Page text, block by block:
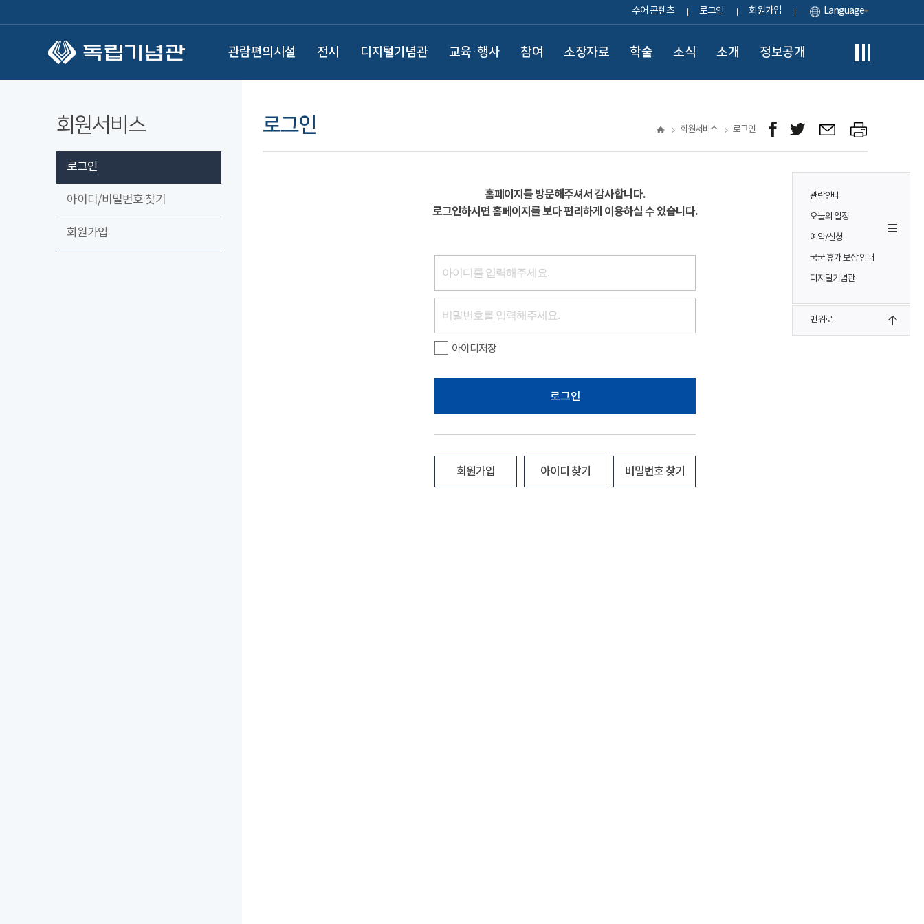
수어 콘텐츠 로그인 회원가입 Language
관람편의시설 전시 디지털기념관 교육·행사 참여 소장자료 학술 소식 소개 정보공개
관람안내
오늘의 일정
예약/신청
국군 휴가 보상 안내
디지털기념관
맨위로
회원서비스
로그인
아이디/비밀번호 찾기
회원가입
로그인 회원서비스 로그인
홈페이지를 방문해주셔서 감사합니다.
로그인하시면 홈페이지를 보다 편리하게 이용하실 수 있습니다.
아이디저장
로그인
회원가입 아이디 찾기 비밀번호 찾기